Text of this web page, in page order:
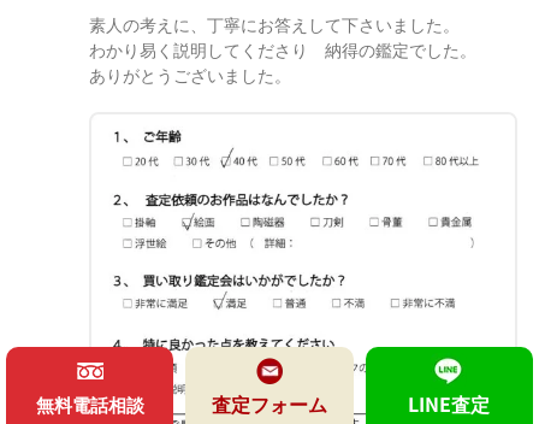
素人の考えに、丁寧にお答えして下さいました。
わかり易く説明してくださり 納得の鑑定でした。
ありがとうございました。
無料電話相談 査定フォーム LINE査定